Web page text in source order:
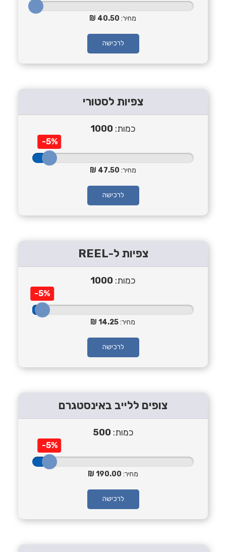
מחיר: 40.50
לרכישה
צפיות לסטורי
כמות: 1000
-5%
מחיר: 47.50
לרכישה
צפיות ל-REEL
כמות: 1000
-5%
מחיר:14.25
לרכישה
צופים ללייב באינסטגרם
כמות:500
-5%
מחיר: 190.00
לרכישה